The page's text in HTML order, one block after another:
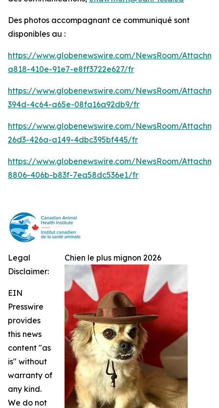
Des photos accompagnant ce communiqué sont
disponibles au :
https://www.globenewswire.com/NewsRoom/
a818-410e-91e7-e8ff3722e627/fr
https://www.globenewswire.com/NewsRoom/
394d-4c64-a65e-08fa16a92db9/fr
https://www.globenewswire.com/NewsRoom/
26d3-426a-a149-4dbc395bf445/fr
https://www.globenewswire.com/NewsRoom/
8806-406b-b83f-7ea58dc536e1/fr
Chien le plus mignon 2026
Legal
Disclaimer:
EIN
Presswire
provides
this news
content "as
is" without
warranty of
any kind.
We do not